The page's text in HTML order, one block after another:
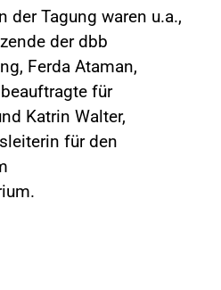
der Tagung waren u.a.,
der dbb
Ferda Ataman,
für
Katrin Walter,
für den